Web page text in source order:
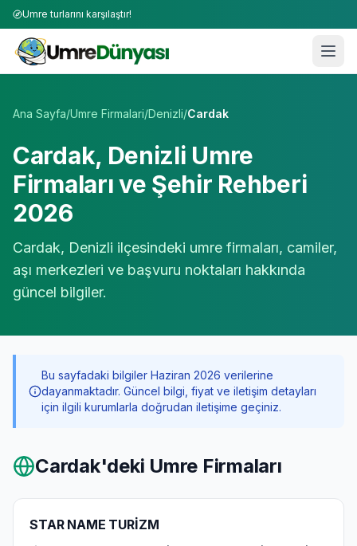
Umre turlarını karşılaştır!
Ana Sayfa/Umre Firmalari/Denizli/Cardak
Cardak, Denizli Umre
Firmaları ve Şehir Rehberi
2026
Cardak, Denizli ilçesindeki umre firmaları, camiler,
aşı merkezleri ve başvuru noktaları hakkında
güncel bilgiler.
Bu sayfadaki bilgiler Haziran 2026 verilerine
dayanmaktadır. Güncel bilgi, fiyat ve iletişim detayları
için ilgili kurumlarla doğrudan iletişime geçiniz.
Cardak'deki Umre Firmaları
STAR NAME TURİZM